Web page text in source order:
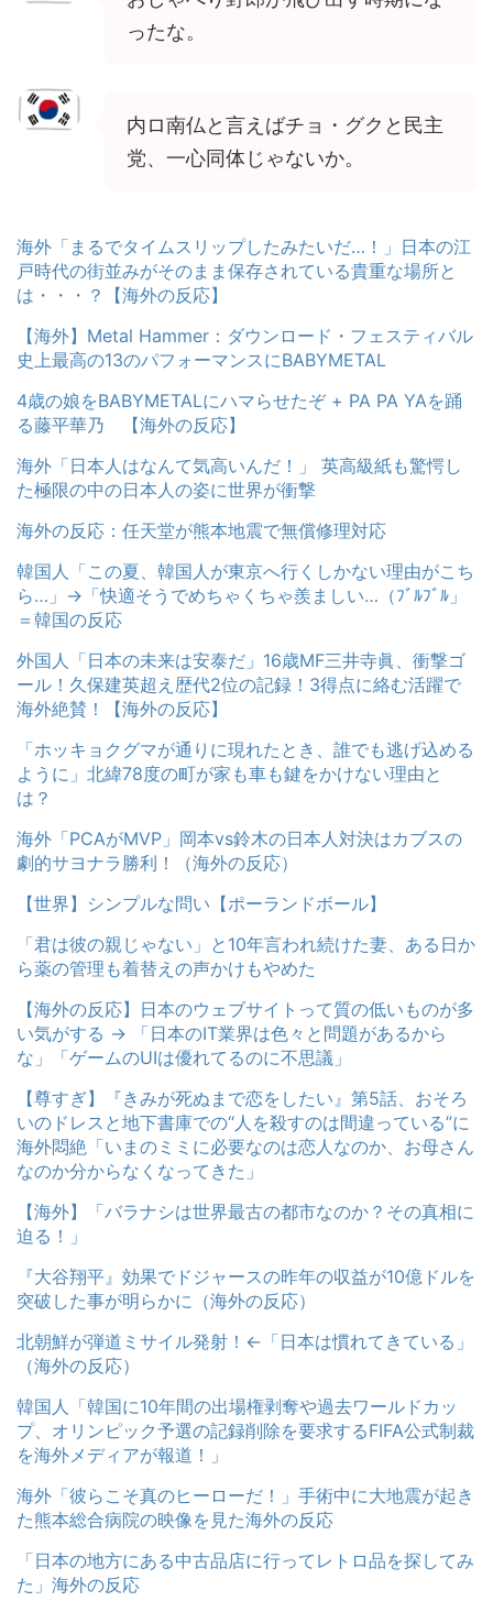
ったな。
内ロ南仏と言えばチョ・グクと民主
党、一心同体じゃないか。
海外「まるでタイムスリップしたみたいだ…！」日本の江
戸時代の街並みがそのまま保存されている貴重な場所と
は・・・？【海外の反応】
【海外】Metal Hammer：ダウンロード・フェスティバル
史上最高の13のパフォーマンスにBABYMETAL
4歳の娘をBABYMETALにハマらせたぞ + PA PA YAを踊
る藤平華乃 【海外の反応】
海外「日本人はなんて気高いんだ！」 英高級紙も驚愕し
た極限の中の日本人の姿に世界が衝撃
海外の反応：任天堂が熊本地震で無償修理対応
韓国人「この夏、韓国人が東京へ行くしかない理由がこち
ら…」→「快適そうでめちゃくちゃ羨ましい…（ﾌﾞﾙﾌﾞﾙ」
＝韓国の反応
外国人「日本の未来は安泰だ」16歳MF三井寺眞、衝撃ゴ
ール！久保建英超え歴代2位の記録！3得点に絡む活躍で
海外絶賛！【海外の反応】
「ホッキョクグマが通りに現れたとき、誰でも逃げ込める
ように」北緯78度の町が家も車も鍵をかけない理由と
は？
海外「PCAがMVP」岡本vs鈴木の日本人対決はカブスの
劇的サヨナラ勝利！（海外の反応）
【世界】シンプルな問い【ポーランドボール】
「君は彼の親じゃない」と10年言われ続けた妻、ある日か
ら薬の管理も着替えの声かけもやめた
【海外の反応】日本のウェブサイトって質の低いものが多
い気がする → 「日本のIT業界は色々と問題があるから
な」「ゲームのUIは優れてるのに不思議」
【尊すぎ】『きみが死ぬまで恋をしたい』第5話、おそろ
いのドレスと地下書庫での“人を殺すのは間違っている”に
海外悶絶「いまのミミに必要なのは恋人なのか、お母さん
なのか分からなくなってきた」
【海外】「バラナシは世界最古の都市なのか？その真相に
迫る！」
『大谷翔平』効果でドジャースの昨年の収益が10億ドルを
突破した事が明らかに（海外の反応）
北朝鮮が弾道ミサイル発射！←「日本は慣れてきている」
（海外の反応）
韓国人「韓国に10年間の出場権剥奪や過去ワールドカッ
プ、オリンピック予選の記録削除を要求するFIFA公式制裁
を海外メディアが報道！」
海外「彼らこそ真のヒーローだ！」手術中に大地震が起き
た熊本総合病院の映像を見た海外の反応
「日本の地方にある中古品店に行ってレトロ品を探してみ
た」海外の反応